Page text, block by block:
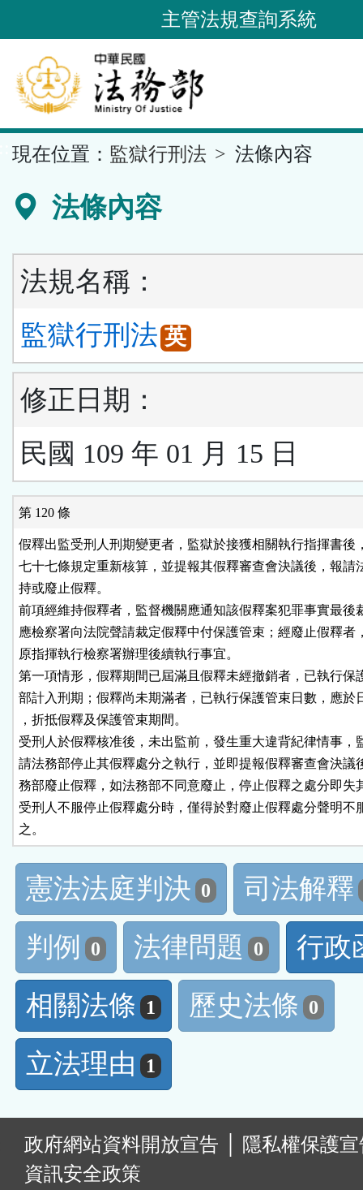
到
要
內
容
區
主管法規查詢系統
現在位置： 監獄行刑法 法條內容
法條內容
法規名稱：
監獄行刑法 英
修正日期：
民國 109 年 01 月 15 日
第 120 條
假釋出監受刑人刑期變更者，監獄於接獲相關執行指揮書後
七十七條規定重新核算，並提報其假釋審查會決議後，報請
持或廢止假釋。
前項經維持假釋者，監督機關應通知該假釋案犯罪事實最後
應檢察署向法院聲請裁定假釋中付保護管束；經廢止假釋者
原指揮執行檢察署辦理後續執行事宜。
第一項情形，假釋期間已屆滿且假釋未經撤銷者，已執行保
部計入刑期；假釋尚未期滿者，已執行保護管束日數，應於
，折抵假釋及保護管束期間。
受刑人於假釋核准後，未出監前，發生重大違背紀律情事，
請法務部停止其假釋處分之執行，並即提報假釋審查會決議
務部廢止假釋，如法務部不同意廢止，停止假釋之處分即失
受刑人不服停止假釋處分時，僅得於對廢止假釋處分聲明不
之。
憲法法庭判決 0
司法解釋
判例
0 法律問題 0
行政
相關法條
1 歷史法條 0
立法理由 1
政府網站資料開放宣告
隱私權保護
資訊安全政策